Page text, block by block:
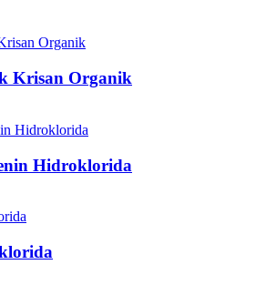
Krisan Organik
Hidroklorida